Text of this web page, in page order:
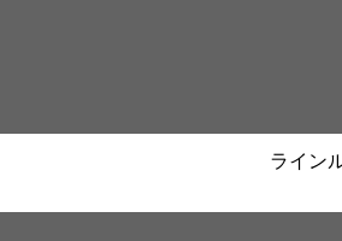
ライン